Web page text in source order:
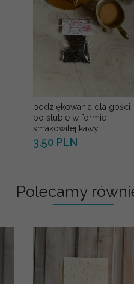
podziękowania dla gości
po ślubie w formie
smakowitej kawy
3.50 PLN
Polecamy